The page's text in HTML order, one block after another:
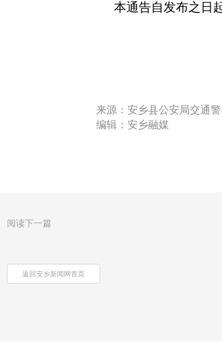
本通告自发布之日
来源：安乡县公安局交通
编辑：安乡融媒
阅读下一篇
返回安乡新闻网首页